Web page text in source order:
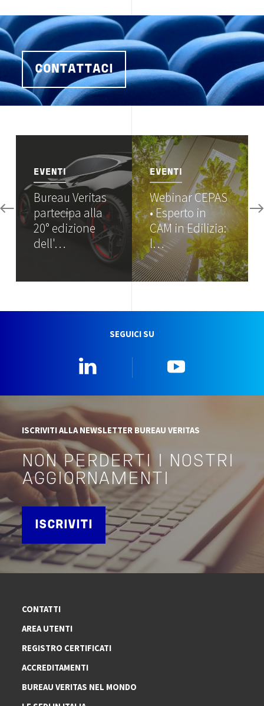
CONTATTACI
EVENTI
Bureau Veritas
partecipa alla
20° edizione
dell'…
Image
EVENTI
Webinar CEPAS
• Esperto in
CAM in Edilizia:
l…
SEGUICI SU
ISCRIVITI ALLA NEWSLETTER BUREAU VERITAS
NON PERDERTI I NOSTRI
AGGIORNAMENTI
ISCRIVITI
CONTATTI
AREA UTENTI
REGISTRO CERTIFICATI
ACCREDITAMENTI
BUREAU VERITAS NEL MONDO